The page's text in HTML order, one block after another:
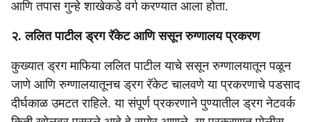
आणि तपास गुन्हे शाखेकडे वर्ग करण्यात आला होता.
२. ललित पाटील ड्रग रॅकेट आणि ससून रुग्णालय प्रकरण
कुख्यात ड्रग माफिया ललित पाटील याचे ससून रुग्णालयातून पळून
जाणे आणि रुग्णालयातूनच ड्रग रॅकेट चालवणे या प्रकरणाचे पडसाद
दीर्घकाळ उमटत राहिले. या संपूर्ण प्रकरणाने पुण्यातील ड्रग नेटवर्क